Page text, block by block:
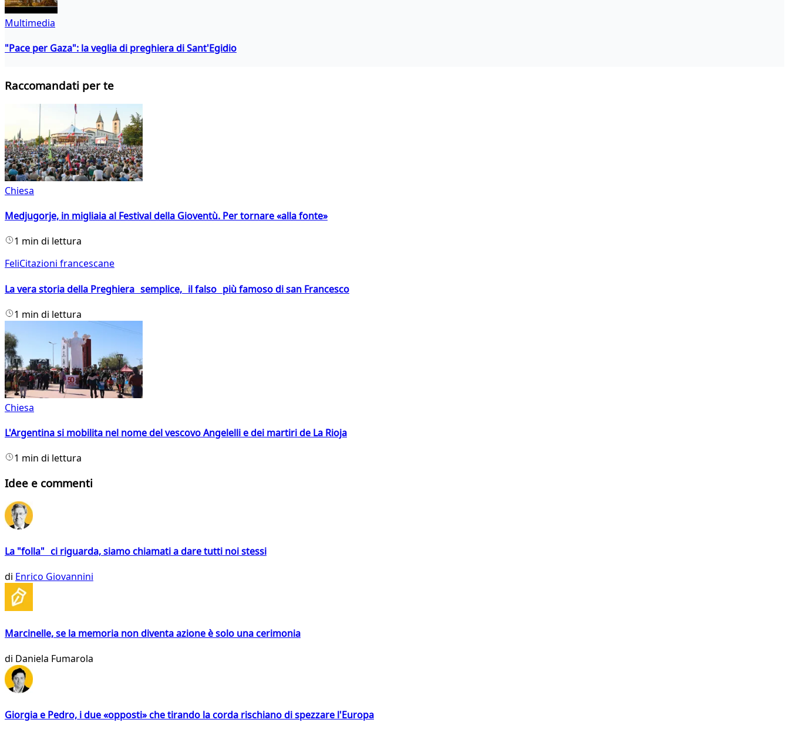
Multimedia
"Pace per Gaza": la veglia di preghiera di Sant'Egidio
Raccomandati per te
Chiesa
Medjugorje, in migliaia al Festival della Gioventù. Per tornare «alla fonte»
1 min di lettura
FeliCitazioni francescane
La vera storia della Preghiera semplice, il falso più famoso di san Francesco
1 min di lettura
Chiesa
L'Argentina si mobilita nel nome del vescovo Angelelli e dei martiri de La Rioja
1 min di lettura
Idee e commenti
La "folla" ci riguarda, siamo chiamati a dare tutti noi stessi
di Enrico Giovannini
Marcinelle, se la memoria non diventa azione è solo una cerimonia
di Daniela Fumarola
Giorgia e Pedro, i due «opposti» che tirando la corda rischiano di spezzare l'Europa